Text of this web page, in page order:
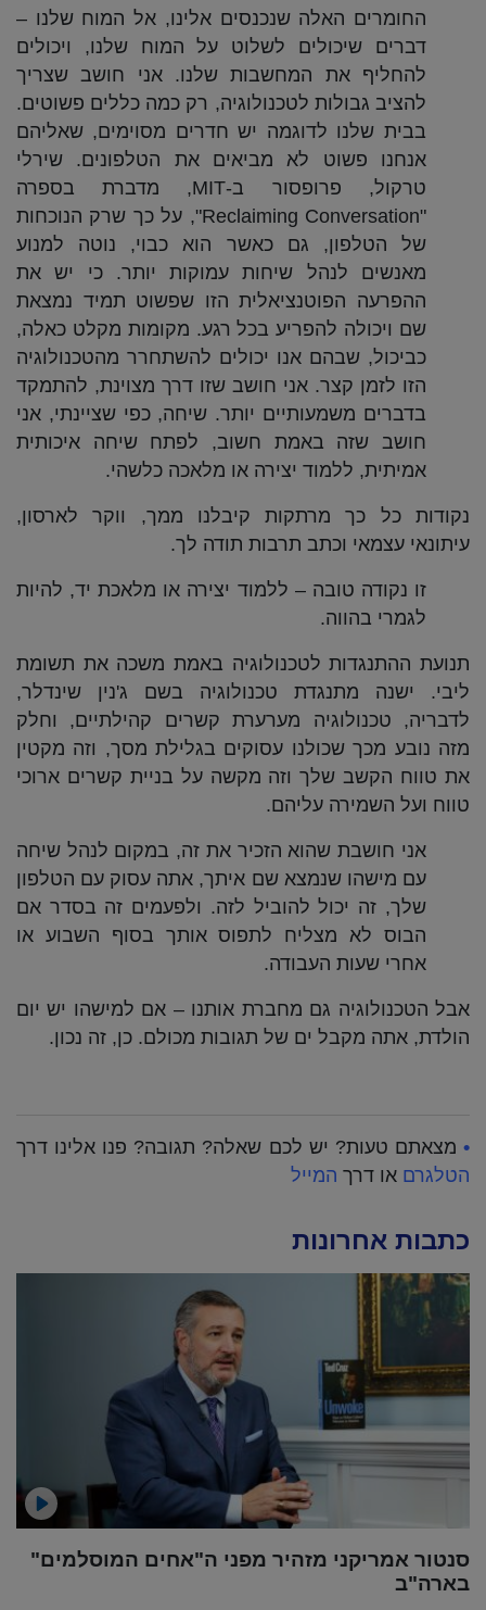
החומרים האלה שנכנסים אלינו, אל המוח שלנו –
דברים שיכולים לשלוט על המוח שלנו, ויכולים
להחליף את המחשבות שלנו. אני חושב שצריך
להציב גבולות לטכנולוגיה, רק כמה כללים פשוטים.
בבית שלנו לדוגמה יש חדרים מסוימים, שאליהם
אנחנו פשוט לא מביאים את הטלפונים. שירלי
טרקול, פרופסור ב-MIT, מדברת בספרה
"Reclaiming Conversation", על כך שרק הנוכחות
של הטלפון, גם כאשר הוא כבוי, נוטה למנוע
מאנשים לנהל שיחות עמוקות יותר. כי יש את
ההפרעה הפוטנציאלית הזו שפשוט תמיד נמצאת
שם ויכולה להפריע בכל רגע. מקומות מקלט כאלה,
כביכול, שבהם אנו יכולים להשתחרר מהטכנולוגיה
הזו לזמן קצר. אני חושב שזו דרך מצוינת, להתמקד
בדברים משמעותיים יותר. שיחה, כפי שציינתי, אני
חושב שזה באמת חשוב, לפתח שיחה איכותית
אמיתית, ללמוד יצירה או מלאכה כלשהי.
נקודות כל כך מרתקות קיבלנו ממך, ווקר לארסון,
עיתונאי עצמאי וכתב תרבות תודה לך.
זו נקודה טובה – ללמוד יצירה או מלאכת יד, להיות
לגמרי בהווה.
תנועת ההתנגדות לטכנולוגיה באמת משכה את תשומת
ליבי. ישנה מתנגדת טכנולוגיה בשם ג'נין שינדלר,
לדבריה, טכנולוגיה מערערת קשרים קהילתיים, וחלק
מזה נובע מכך שכולנו עסוקים בגלילת מסך, וזה מקטין
את טווח הקשב שלך וזה מקשה על בניית קשרים ארוכי
טווח ועל השמירה עליהם.
אני חושבת שהוא הזכיר את זה, במקום לנהל שיחה
עם מישהו שנמצא שם איתך, אתה עסוק עם הטלפון
שלך, זה יכול להוביל לזה. ולפעמים זה בסדר אם
הבוס לא מצליח לתפוס אותך בסוף השבוע או
אחרי שעות העבודה.
אבל הטכנולוגיה גם מחברת אותנו – אם למישהו יש יום
הולדת, אתה מקבל ים של תגובות מכולם. כן, זה נכון.
• מצאתם טעות? יש לכם שאלה? תגובה? פנו אלינו דרך
הטלגרם או דרך המייל
כתבות אחרונות
סנטור אמריקני מזהיר מפני ה"אחים המוסלמים"
בארה"ב